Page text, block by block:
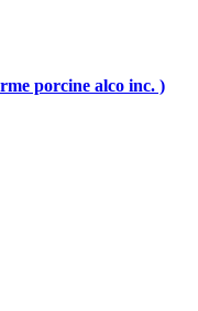
porcine alco inc. )